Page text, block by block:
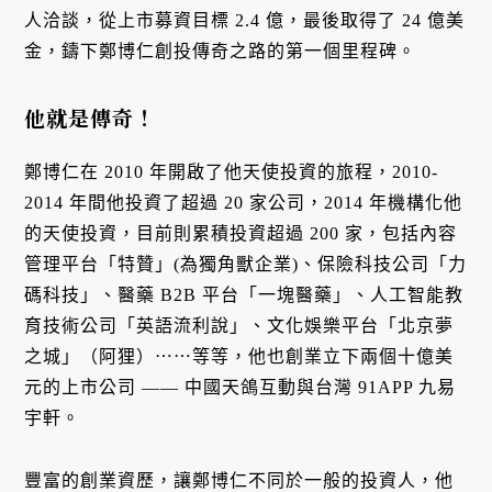
人洽談，從上市募資目標 2.4 億，最後取得了 24 億美
金，鑄下鄭博仁創投傳奇之路的第一個里程碑。
他就是傳奇！
鄭博仁在 2010 年開啟了他天使投資的旅程，2010-
2014 年間他投資了超過 20 家公司，2014 年機構化他
的天使投資，目前則累積投資超過 200 家，包括內容
管理平台「特贊」(為獨角獸企業)、保險科技公司「力
碼科技」、醫藥 B2B 平台「一塊醫藥」、人工智能教
育技術公司「英語流利說」、文化娛樂平台「北京夢
之城」（阿狸）⋯⋯等等，他也創業立下兩個十億美
元的上市公司 —— 中國天鴿互動與台灣 91APP 九易
宇軒。
豐富的創業資歷，讓鄭博仁不同於一般的投資人，他